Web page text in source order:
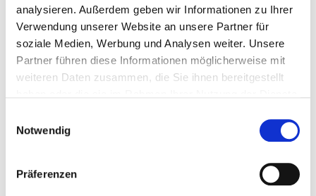
analysieren. Außerdem geben wir Informationen zu Ihrer
Verwendung unserer Website an unsere Partner für
soziale Medien, Werbung und Analysen weiter. Unsere
Partner führen diese Informationen möglicherweise mit
weiteren Daten zusammen, die Sie ihnen bereitgestellt
Notwendig
Präferenzen
Wann:4. - 8. November 2024
Wo:Turnzentrum Alsfeld
Anmeldung:hier